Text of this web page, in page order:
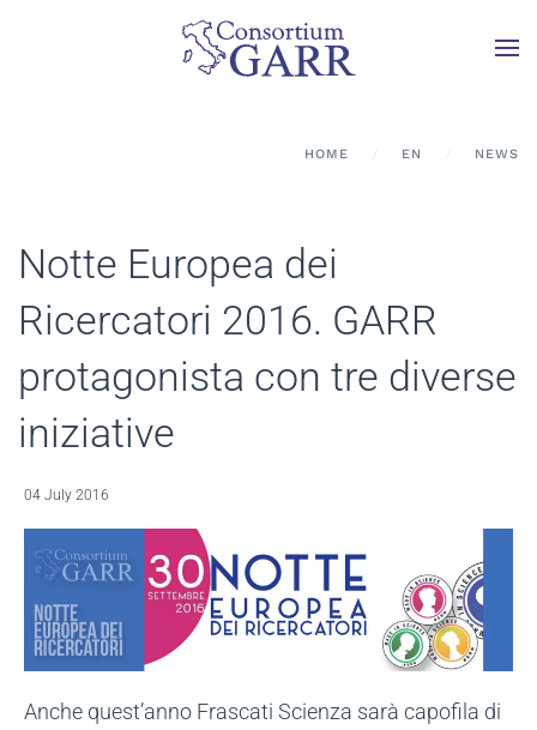
Skip to main content
HOME EN NEWS
Notte Europea dei
Ricercatori 2016. GARR
protagonista con tre diverse
iniziative
04 July 2016
Anche quest’anno Frascati Scienza sarà capofila di